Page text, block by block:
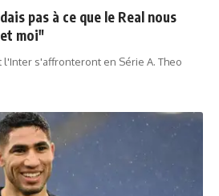
pas à ce que le Real nous
moi"
l'Inter s'affronteront en Série A. Theo